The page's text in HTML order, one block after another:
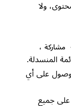
ولا
مشاركة ،
المنسدلة.
على أي
جميع